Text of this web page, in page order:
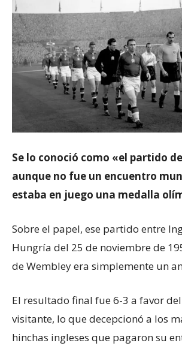
Se lo conoció como «el partido
aunque no fue un encuentro
estaba en juego una medalla
Sobre el papel, ese partido entre
Hungría del 25 de noviembre de
de Wembley era simplemente un
El resultado final fue 6-3 a favor
visitante, lo que decepcionó a los
hinchas ingleses que pagaron su